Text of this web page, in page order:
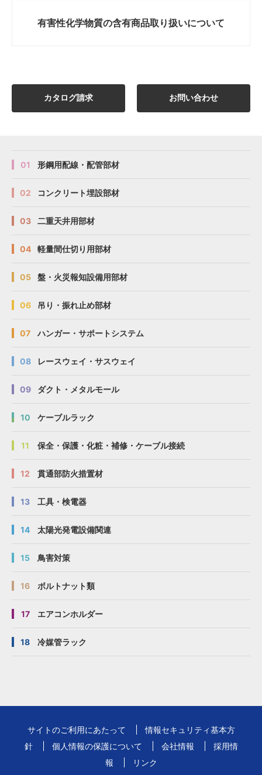
有害性化学物質の含有商品取り扱いについて
カタログ請求 お問い合わせ
01 形鋼用配線・配管部材
02 コンクリート埋設部材
03 二重天井用部材
04 軽量間仕切り用部材
05 盤・火災報知設備用部材
06 吊り・振れ止め部材
07 ハンガー・サポートシステム
08 レースウェイ・サスウェイ
09 ダクト・メタルモール
10 ケーブルラック
11 保全・保護・化粧・補修・ケーブル接続
12 貫通部防火措置材
13 工具・検電器
14 太陽光発電設備関連
15 鳥害対策
16 ボルトナット類
17 エアコンホルダー
18 冷媒管ラック
サイトのご利用にあたって
情報セキュリティ基本方
針
個人情報の保護について 会社情報
採用情
報
リンク